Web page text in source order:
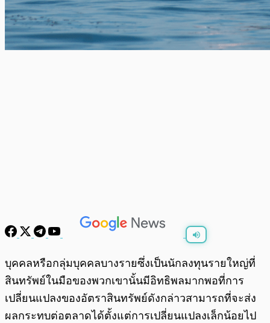
พร้อมเล่น /0:00
บุคคลหรือกลุ่มบุคคลบางรายซึ่งเป็นนักลงทุนรายใหญ่ที่
สินทรัพย์ในมือของพวกเขานั้นมีอิทธิพลมากพอที่การ
เปลี่ยนแปลงของอัตราสินทรัพย์ดังกล่าวสามารถที่จะส่ง
ผลกระทบต่อตลาดได้ตั้งแต่การเปลี่ยนแปลงเล็กน้อยไป